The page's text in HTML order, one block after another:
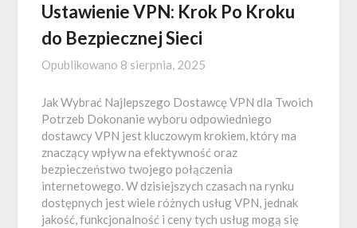
Ustawienie VPN: Krok Po Kroku
do Bezpiecznej Sieci
Opublikowano 8 sierpnia, 2025
Jak Wybrać Najlepszego Dostawcę VPN dla Twoich
Potrzeb Dokonanie wyboru odpowiedniego
dostawcy VPN jest kluczowym krokiem, który ma
znaczący wpływ na efektywność oraz
bezpieczeństwo twojego połączenia
internetowego. W dzisiejszych czasach na rynku
dostępnych jest wiele różnych usług VPN, jednak
jakość, funkcjonalność i ceny tych usług mogą się